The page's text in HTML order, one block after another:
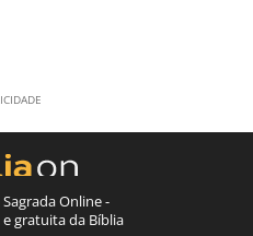
Online -
gratuita da Bíblia